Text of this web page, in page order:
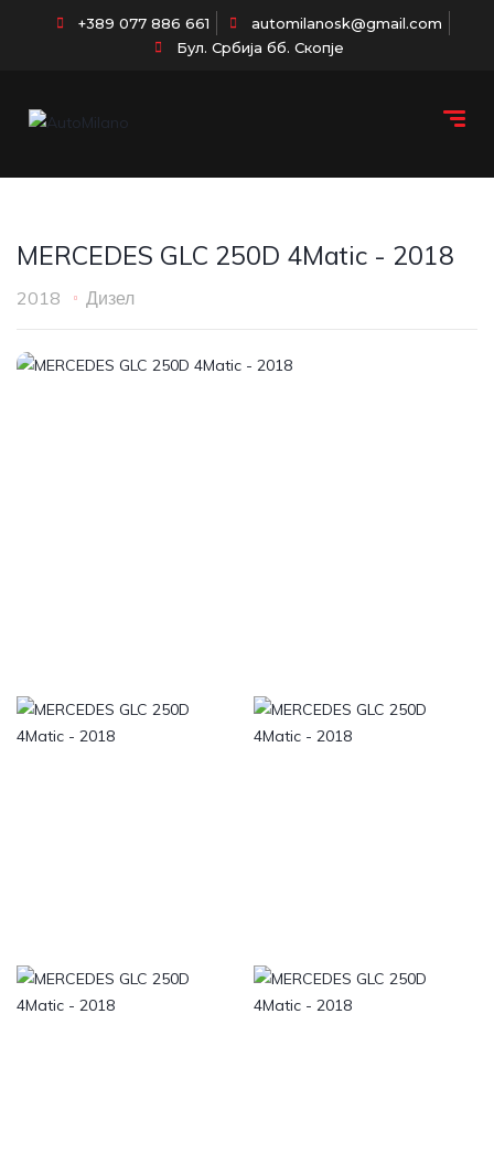
+389 077 886 661
automilanosk@gmail.com
Бул. Србија бб. Скопје
MERCEDES GLC 250D 4Matic - 2018
2018 Дизел